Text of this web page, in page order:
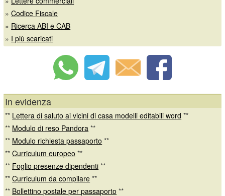
»Codice Fiscale
» Ricerca ABI e CAB
» I più scaricati
In evidenza
** Lettera di saluto ai vicini di casa modelli editabili word **
** Modulo di reso Pandora **
** Modulo richiesta passaporto **
**Curriculum europeo **
** Foglio presenze dipendenti **
**Curriculum da compilare **
** Bollettino postale per passaporto **